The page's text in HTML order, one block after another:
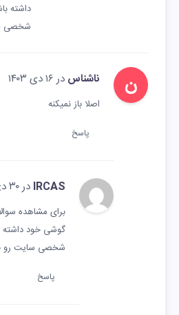
داشته
شخصی
ن ناشناس در ۱۶ دی ۱۴۰۳
اصلا باز نمیکنه
پاسخ
IRCAS در ۳۰ دی ۱۴۰۳
گوشی خود داشته
شخصی سایت رو
پاسخ